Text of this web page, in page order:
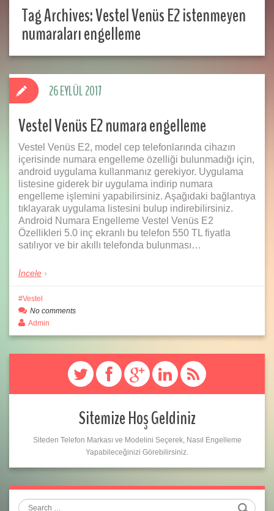
Tag Archives:Vestel Venüs E2 istenmeyen
numaraları engelleme
Vestel Venüs E2 numara engelleme
Vestel Venüs E2, model cep telefonlarında cihazın
içerisinde numara engelleme özelliği bulunmadığı için,
android uygulama kullanmanız gerekiyor. Uygulama
listesine giderek bir uygulama indirip numara
engelleme işlemini yapabilirsiniz. Aşağıdaki bağlantıya
tıklayarak uygulama listesini bulup indirebilirsiniz.
Android Numara Engelleme Vestel Venüs E2
Özellikleri 5.0 inç ekranlı bu telefon 550 TL fiyatla
satılıyor ve bir akıllı telefonda bulunması…
İncele
26 EYLÜL 2017
Vestel
No comments
Admin
Sitemize Hoş Geldiniz
Siteden Telefon Markası ve Modelini Seçerek, Nasıl Engelleme
Yapabileceğinizi Görebilirsiniz.
Search